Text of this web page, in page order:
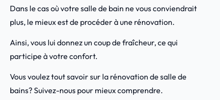
Dans le cas où votre salle de bain ne vous conviendrait
plus, le mieux est de procéder à une rénovation.
Ainsi, vous lui donnez un coup de fraîcheur, ce qui
participe à votre confort.
Vous voulez tout savoir sur la rénovation de salle de
bains? Suivez-nous pour mieux comprendre.